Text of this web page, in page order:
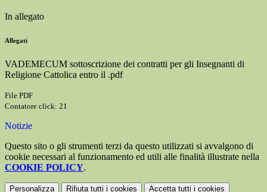
In allegato
Allegati
VADEMECUM sottoscrizione dei contratti per gli Insegnanti di
Religione Cattolica entro il .pdf
File PDF
Contatore click: 21
Notizie
Questo sito o gli strumenti terzi da questo utilizzati si avvalgono di
cookie necessari al funzionamento ed utili alle finalità illustrate nella
COOKIE POLICY.
Personalizza Rifiuta tutti i cookies Accetta tutti i cookies